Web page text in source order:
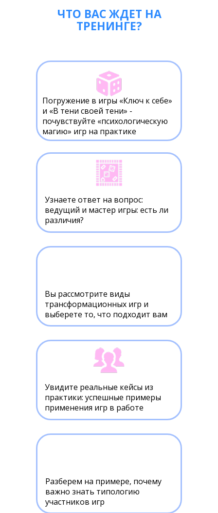
ЧТО ВАС ЖДЕТ НА
ТРЕНИНГЕ?
Разберем на примере, почему
важно знать типологию
участников игр
Увидите реальные кейсы из
практики: успешные примеры
применения игр в работе
Погружение в игры «Ключ к себе»
и «В тени своей тени» -
почувствуйте «психологическую
магию» игр на практике
Вы рассмотрите виды
трансформационных игр и
выберете то, что подходит вам
Узнаете ответ на вопрос:
ведущий и мастер игры: есть ли
различия?